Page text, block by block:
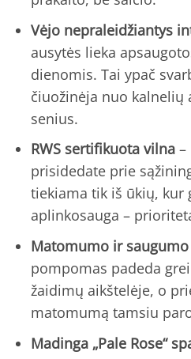
Vėjo nepraleidžiantys
ausytės lieka
dienomis. Tai ypač
čiuožinėja nuo kalnelių
senius.
RWS sertifikuota vilna–
prisidedate prie
tiekiama tik iš ūkių, kur
aplinkosauga –
Matomumo ir
pompomas padeda
žaidimų aikštelėje, o
matomumą tamsiu
Madinga „Pale Rose“